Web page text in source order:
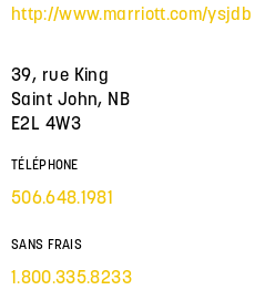
http://www.marriott.com/ysjdb
39, rue King
Saint John, NB
E2L 4W3
TÉLÉPHONE
506.648.1981
SANS FRAIS
1.800.335.8233